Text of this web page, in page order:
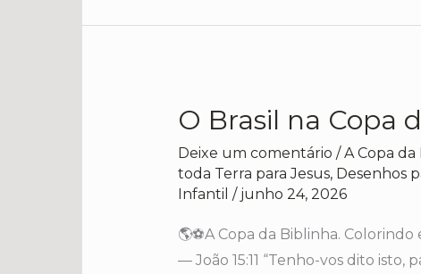
O Brasil na Copa
Deixe um comentário /A Copa
toda Terra para Jesus, Desenhos
Infantil / junho 24, 2026
🌎⚽A Copa da Biblinha.
— João 15:11 “Tenho-vos dito
O
na
Copa
Biblinha